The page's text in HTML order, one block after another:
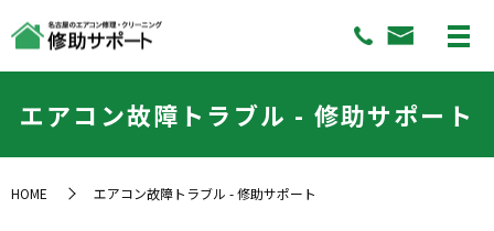
エアコン故障トラブル - 修助サポート
HOME エアコン故障トラブル - 修助サポート